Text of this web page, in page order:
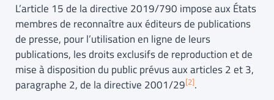
L’article 15 de la directive 2019/790 impose aux États
membres de reconnaître aux éditeurs de publications
de presse, pour l’utilisation en ligne de leurs
publications, les droits exclusifs de reproduction et de
mise à disposition du public prévus aux articles 2 et 3,
paragraphe 2, de la directive 2001/29[2].